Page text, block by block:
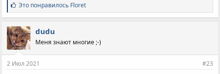
С
и
м
п
а
т
и
:
Это понравилось Floret
dudu
Меня знают многие ;-)
2 Июл 2021 #23